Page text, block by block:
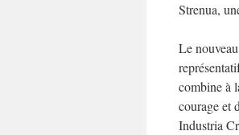
Strenua,
Le
combine à
courage et
Industria